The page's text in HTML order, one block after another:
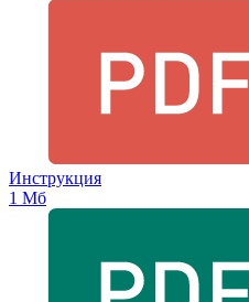
Инструкция
1 Мб